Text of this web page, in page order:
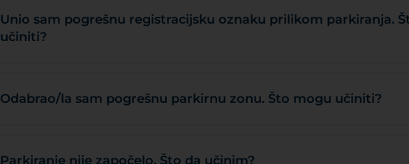
Unio sam pogrešnu registracijsku oznaku prilikom parkiranja.
učiniti?
Odabrao/la sam pogrešnu parkirnu zonu. Što mogu učiniti?
Parkiranje nije započelo. Što da učinim?